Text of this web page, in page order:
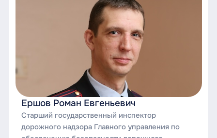
Ершов Роман Евгеньевич
Старший государственный инспектор
дорожного надзора Главного управления по